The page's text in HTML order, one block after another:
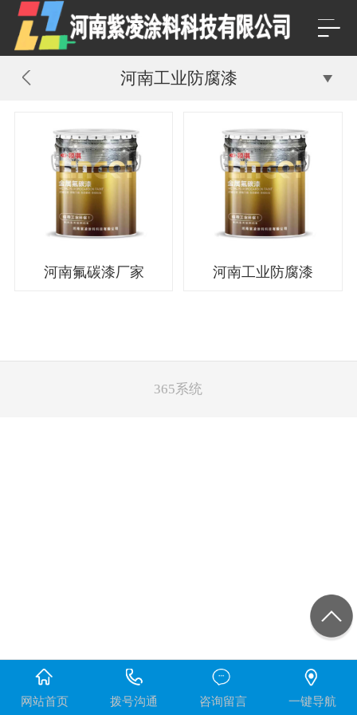
河南工业防腐漆
河南氟碳漆厂家 河南工业防腐漆
365系统
网站首页 拨号沟通 咨询留言 一键导航